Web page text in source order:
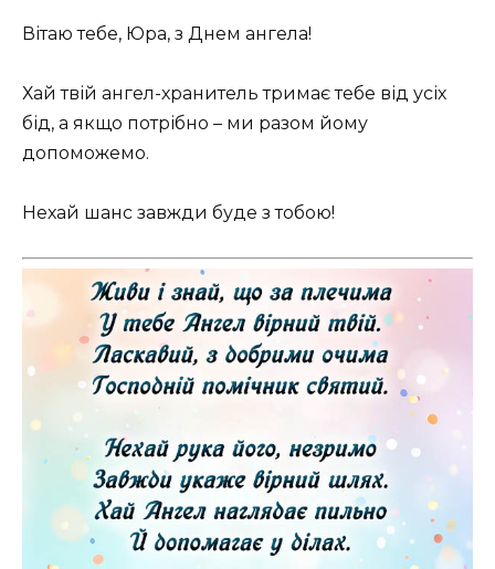
Вітаю тебе, Юра, з Днем ангела! ️
Хай твій ангел-хранитель тримає тебе від усіх
бід, а якщо потрібно – ми разом йому
допоможемо.
Нехай шанс завжди буде з тобою!